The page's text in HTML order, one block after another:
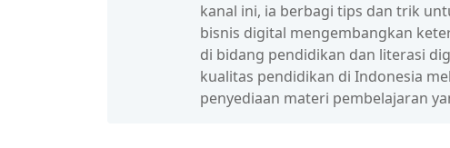
kanal ini, ia berbagi tips dan trik
bisnis digital mengembangkan
di bidang pendidikan dan literasi
kualitas pendidikan di Indonesia
penyediaan materi pembelajaran